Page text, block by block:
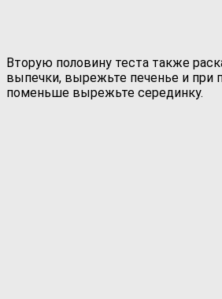
Вторую половину теста также
выпечки, вырежьте печенье и
поменьше вырежьте серединку.